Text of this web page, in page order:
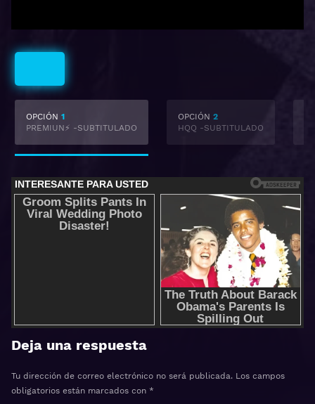
OPCIÓN 1
PREMIUN⚡ -SUBTITULADO
OPCIÓN 2
HQQ -SUBTITULADO
Deja una respuesta
Tu dirección de correo electrónico no será publicada. Los campos
obligatorios están marcados con *